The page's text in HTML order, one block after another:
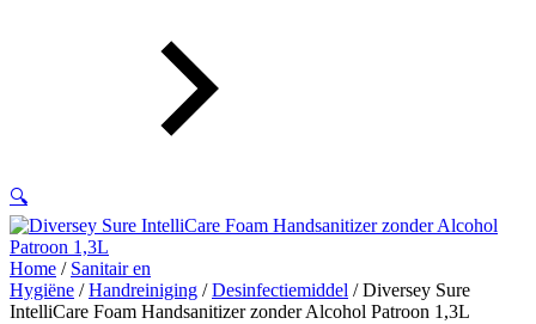
🔍
Home / Sanitair en
Hygiëne /Handreiniging /Desinfectiemiddel / Diversey Sure
IntelliCare Foam Handsanitizer zonder Alcohol Patroon 1,3L